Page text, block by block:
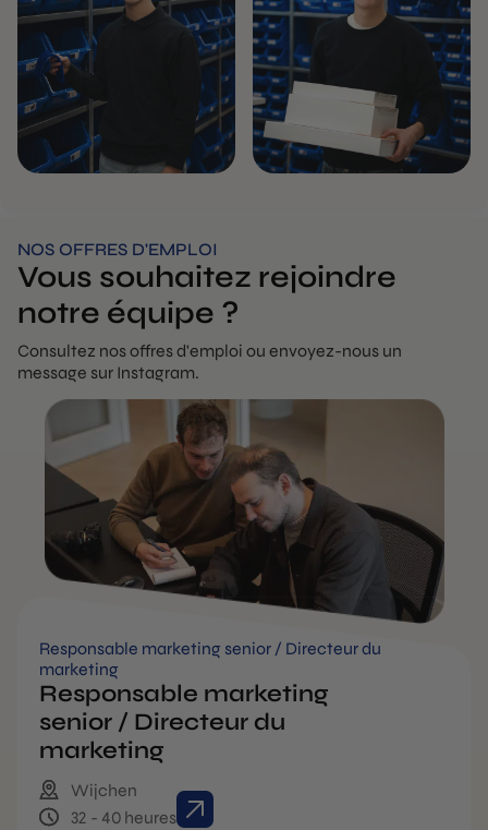
NOS OFFRES D'EMPLOI
Vous souhaitez rejoindre
notre équipe ?
Consultez nos offres d'emploi ou envoyez-nous un
message sur Instagram.
Responsable marketing senior / Directeur du
marketing
Responsable marketing
senior / Directeur du
marketing
Wijchen
32 - 40 heures